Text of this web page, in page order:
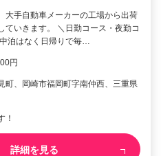
大手自動車メーカーの工場から出荷
ていきます。 ＼日勤コース・夜勤コ
泊はなく日帰りで毎…
円
町、岡崎市福岡町字南仲西、三重県
！
詳細を見る